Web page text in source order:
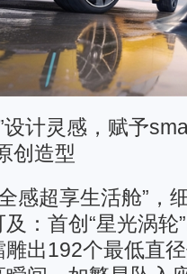
设计灵感，赋予
创造型
感超享生活舱”，
：首创“星光涡
雕出192个最低直